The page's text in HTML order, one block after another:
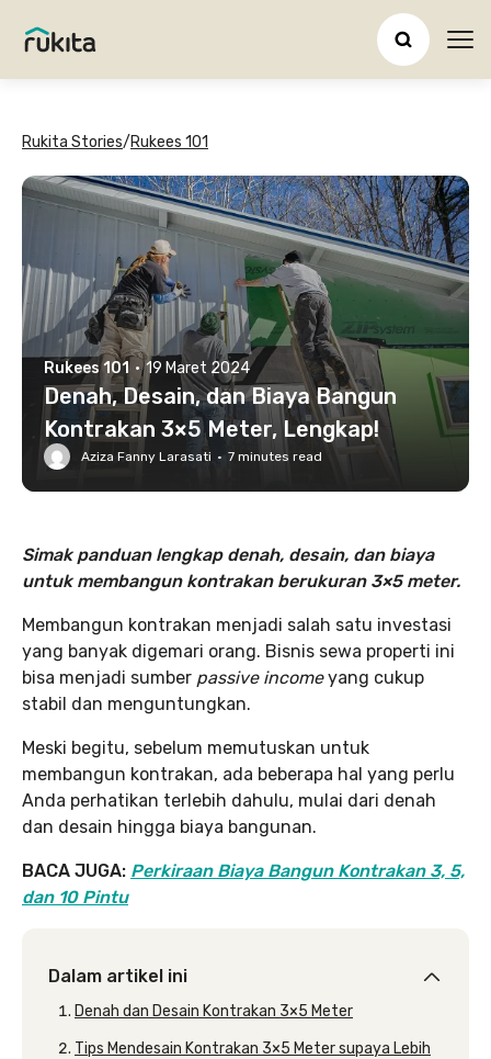
Rukita Stories/Rukees 101
Rukees 101 · 19 Maret 2024
Denah, Desain, dan Biaya Bangun
Kontrakan 3×5 Meter, Lengkap!
Aziza Fanny Larasati · 7 minutes read
Simak panduan lengkap denah, desain, dan biaya
untuk membangun kontrakan berukuran 3×5 meter.
Membangun kontrakan menjadi salah satu investasi
yang banyak digemari orang. Bisnis sewa properti ini
bisa menjadi sumber passive incomeyang cukup
stabil dan menguntungkan.
Meski begitu, sebelum memutuskan untuk
membangun kontrakan, ada beberapa hal yang perlu
Anda perhatikan terlebih dahulu, mulai dari denah
dan desain hingga biaya bangunan.
BACA JUGA: Perkiraan Biaya Bangun Kontrakan 3, 5,
dan 10 Pintu
Dalam artikel ini
Denah dan Desain Kontrakan 3×5 Meter
Tips Mendesain Kontrakan 3×5 Meter supaya Lebih